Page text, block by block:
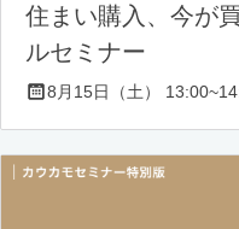
住まい購入、今が
ルセミナー
8月15日（土）